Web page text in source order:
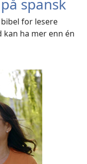
på spansk
for lesere
ha mer enn én